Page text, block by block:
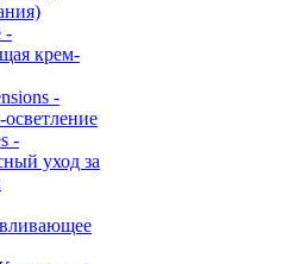
-
крем-
-
-
уход за